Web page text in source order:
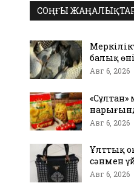
СОҢҒЫ
балық
Авг 6, 2026
Авг 6, 2026
Ұлттық
сәнмен
Авг 6, 2026